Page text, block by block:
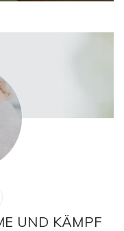
UND KÄMPF